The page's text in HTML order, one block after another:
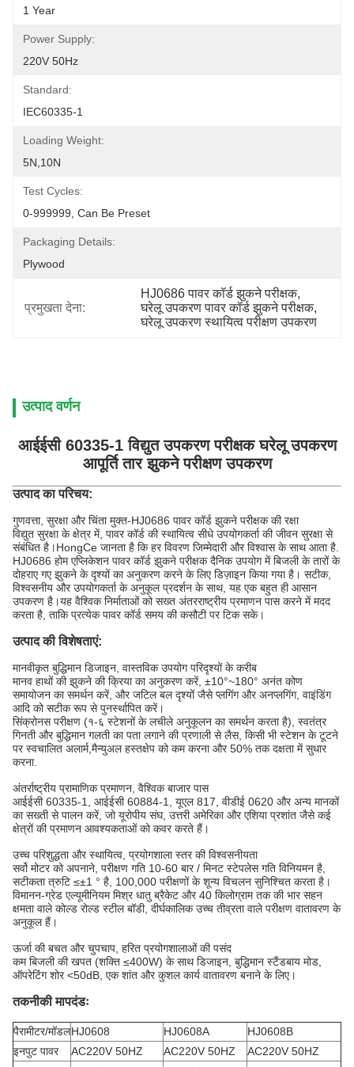
1 Year
Power Supply:
220V 50Hz
Standard:
IEC60335-1
Loading Weight:
5N,10N
Test Cycles:
0-999999, Can Be Preset
Packaging Details:
Plywood
प्रमुखता देना:
HJ0686 पावर कॉर्ड झुकने परीक्षक,
घरेलू उपकरण पावर कॉर्ड झुकने परीक्षक,
घरेलू उपकरण स्थायित्व परीक्षण उपकरण
उत्पाद वर्णन
आईईसी 60335-1 विद्युत उपकरण परीक्षक घरेलू उपकरण
आपूर्ति तार झुकने परीक्षण उपकरण
उत्पाद का परिचय:
गुणवत्ता, सुरक्षा और चिंता मुक्त-HJ0686 पावर कॉर्ड झुकने परीक्षक की रक्षा
विद्युत सुरक्षा के क्षेत्र में, पावर कॉर्ड की स्थायित्व सीधे उपयोगकर्ता की जीवन सुरक्षा से
संबंधित है।HongCe जानता है कि हर विवरण जिम्मेदारी और विश्वास के साथ आता है.
HJ0686 होम एप्लिकेशन पावर कॉर्ड झुकने परीक्षक दैनिक उपयोग में बिजली के तारों के
दोहराए गए झुकने के दृश्यों का अनुकरण करने के लिए डिज़ाइन किया गया है। सटीक,
विश्वसनीय और उपयोगकर्ता के अनुकूल प्रदर्शन के साथ, यह एक बहुत ही आसान
उपकरण है।यह वैश्विक निर्माताओं को सख्त अंतरराष्ट्रीय प्रमाणन पास करने में मदद
करता है, ताकि प्रत्येक पावर कॉर्ड समय की कसौटी पर टिक सके।
उत्पाद की विशेषताएं:
मानवीकृत बुद्धिमान डिजाइन, वास्तविक उपयोग परिदृश्यों के करीब
मानव हाथों की झुकने की क्रिया का अनुकरण करें, ±10°~180° अनंत कोण
समायोजन का समर्थन करें, और जटिल बल दृश्यों जैसे प्लगिंग और अनप्लगिंग, वाइंडिंग
आदि को सटीक रूप से पुनर्स्थापित करें।
सिंक्रोनस परीक्षण (१-६ स्टेशनों के लचीले अनुकूलन का समर्थन करता है), स्वतंत्र
गिनती और बुद्धिमान गलती का पता लगाने की प्रणाली से लैस, किसी भी स्टेशन के टूटने
पर स्वचालित अलार्म,मैन्युअल हस्तक्षेप को कम करना और 50% तक दक्षता में सुधार
करना.
अंतर्राष्ट्रीय प्रामाणिक प्रमाणन, वैश्विक बाजार पास
आईईसी 60335-1, आईईसी 60884-1, यूएल 817, वीडीई 0620 और अन्य मानकों
का सख्ती से पालन करें, जो यूरोपीय संघ, उत्तरी अमेरिका और एशिया प्रशांत जैसे कई
क्षेत्रों की प्रमाणन आवश्यकताओं को कवर करते हैं।
उच्च परिशुद्धता और स्थायित्व, प्रयोगशाला स्तर की विश्वसनीयता
सर्वो मोटर को अपनाने, परीक्षण गति 10-60 बार / मिनट स्टेपलेस गति विनियमन है,
सटीकता त्रुटि ≤±1 ° है, 100,000 परीक्षणों के शून्य विचलन सुनिश्चित करता है।
विमानन-ग्रेड एल्यूमीनियम मिश्र धातु ब्रैकेट और 40 किलोग्राम तक की भार सहन
क्षमता वाले कोल्ड रोल्ड स्टील बॉडी, दीर्घकालिक उच्च तीव्रता वाले परीक्षण वातावरण के
अनुकूल हैं।
ऊर्जा की बचत और चुपचाप, हरित प्रयोगशालाओं की पसंद
कम बिजली की खपत (शक्ति ≤400W) के साथ डिजाइन, बुद्धिमान स्टैंडबाय मोड,
ऑपरेटिंग शोर <50dB, एक शांत और कुशल कार्य वातावरण बनाने के लिए।
तकनीकी मापदंडः
पैरामीटर/मॉडलHJ0608 HJ0608A
HJ0608B
इनपुट पावर
AC220V 50HZ AC220V 50HZ
AC220V 50HZ